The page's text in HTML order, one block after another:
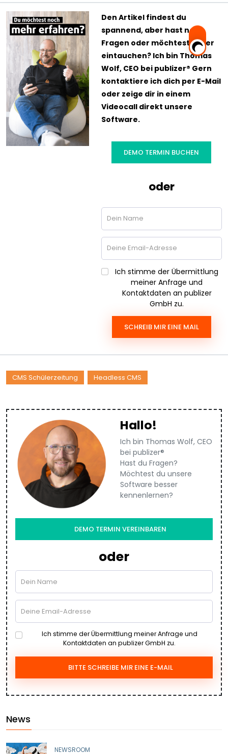
Den Artikel findest du
spannend, aber hast noch
Fragen oder möchtest tiefer
eintauchen? Ich bin Thomas
Wolf, CEO bei publizer® Gern
kontaktiere ich dich per E-Mail
oder zeige dir in einem
Videocall direkt unsere
Software.
DEMO TERMIN BUCHEN
oder
Ich stimme der Übermittlung
meiner Anfrage und
Kontaktdaten an publizer
GmbH zu.
SCHREIB MIR EINE MAIL
CMS Schülerzeitung Headless CMS
Hallo!
Ich bin Thomas Wolf, CEO
bei publizer®
Hast du Fragen?
Möchtest du unsere
Software besser
kennenlernen?
DEMO TERMIN VEREINBAREN
oder
Ich stimme der Übermittlung meiner Anfrage und
Kontaktdaten an publizer GmbH zu.
BITTE SCHREIBE MIR EINE E-MAIL
News
NEWSROOM